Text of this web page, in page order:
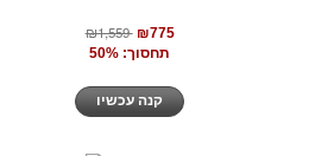
₪1,559 ₪775
תחסוך: 50%